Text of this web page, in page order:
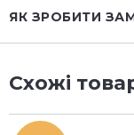
ЯК ЗРОБИТИ
Схожі